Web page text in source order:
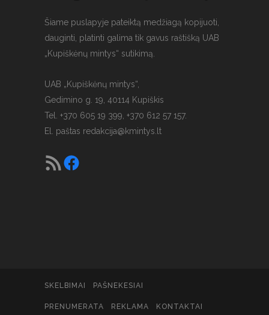
Šiame puslapyje pateiktą medžiagą kopijuoti,
dauginti, platinti galima tik gavus raštišką UAB
„Kupiškėnų mintys“ sutikimą.
UAB „Kupiškėnų mintys“,
Gedimino g. 19, 40114 Kupiškis
Tel. +370 605 19 399, +370 612 57 157.
El. paštas redakcija@kmintys.lt
SKELBIMAI PAŠNEKESIAI
PRENUMERATA REKLAMA KONTAKTAI